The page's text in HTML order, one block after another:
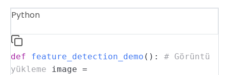
Python
def feature_detection_demo ():
# Görüntü
yükleme
image =